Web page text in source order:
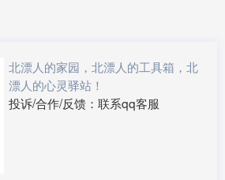
北漂人的家园，北漂人的工具箱，北
漂人的心灵驿站！
投诉/合作/反馈：联系qq客服